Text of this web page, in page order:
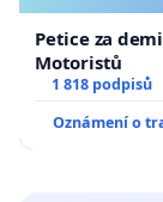
Petice za
Motoristů
1 818 podpisů
Oznámení o